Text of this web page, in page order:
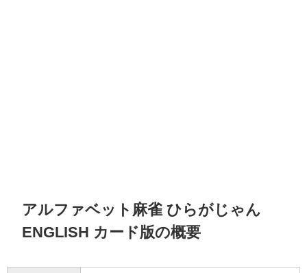
アルファベット麻雀 ひらがじゃん
ENGLISH カード版の概要